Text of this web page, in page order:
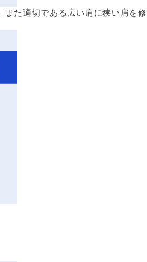
た適切である広い肩に狭い肩を修